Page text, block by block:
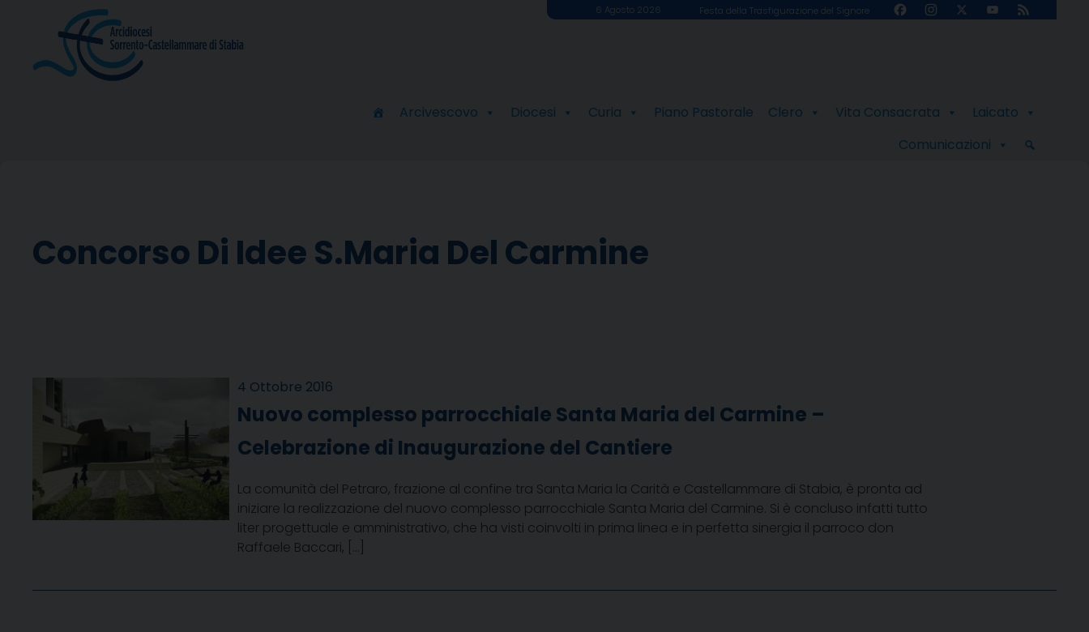
6 Agosto 2026 Festa della Trasfigurazione del Signore FacebookInstagram
X
YouTube
Feed
Arcivescovo Diocesi Curia Piano Pastorale Clero Vita Consacrata
Laicato
Comunicazioni
Concorso Di Idee S.Maria Del Carmine
4 Ottobre 2016
Nuovo complesso parrocchiale Santa Maria del Carmine –
Celebrazione di Inaugurazione del Cantiere
La comunità del Petraro, frazione al confine tra Santa Maria la Carità e Castellammare di Stabia, è pronta ad
iniziare la realizzazione del nuovo complesso parrocchiale Santa Maria del Carmine. Si è concluso infatti tutto
liter progettuale e amministrativo, che ha visti coinvolti in prima linea e in perfetta sinergia il parroco don
Raffaele Baccari, […]